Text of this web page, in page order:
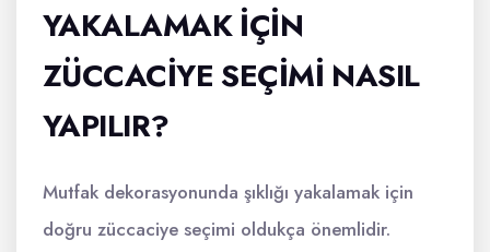
YAKALAMAK İÇIN
ZÜCCACIYE SEÇIMI NASIL
YAPILIR?
Mutfak dekorasyonunda şıklığı yakalamak için
doğru züccaciye seçimi oldukça önemlidir.